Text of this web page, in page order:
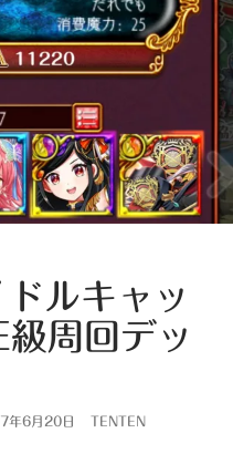
ルキャッ
周回デッ
年6月20日 TENTEN